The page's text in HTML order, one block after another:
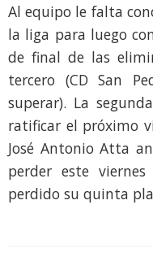
Al equipo le falta
la liga para luego
de final de las
tercero (CD San
superar). La
ratificar el próximo
José Antonio Atta
perder este
perdido su quinta